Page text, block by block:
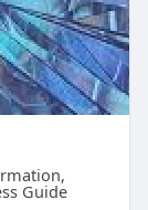
Guide